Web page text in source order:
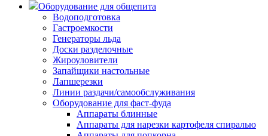
Оборудование для общепита
Водоподготовка
Гастроемкости
Генераторы льда
Доски разделочные
Жироуловители
Запайщики настольные
Лапшерезки
Линии раздачи/самообслуживания
Оборудование для фаст-фуда
Аппараты блинные
Аппараты для нарезки картофеля спиралью